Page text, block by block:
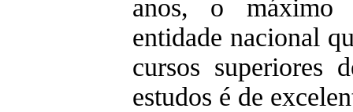
anos, o
entidade nacional
cursos superiores
estudos é de